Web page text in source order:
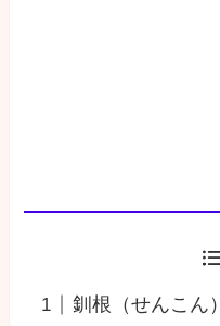
釧根（せんこん）